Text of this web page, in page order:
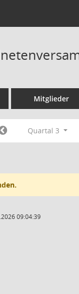
Mitglieder
Quartal 3
09:04:39